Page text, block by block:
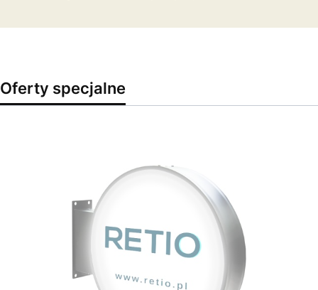
Oferty specjalne